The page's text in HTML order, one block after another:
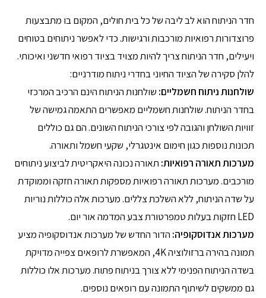
חדר הניתוח הוא לב ליבה של כל בית חולים, המקום בו מתבצעות
פרוצדורות רפואיות מורכבות ורגישות. כדי לאפשר ניתוחים בטוחים
ויעילים, חדר הניתוח צריך להיות מצויד בציוד רפואי חדשני ואיכותי.
להלן סקירה של הציוד החיוני בחדרי ניתוח מודרניים:
שולחנות ניתוח חשמליים: שולחנות הניתוח הינם הרכיב המרכזי
בחדר הניתוח. שולחנות חשמליים מאפשרים התאמה גמישה של
זוויות השולחן והגובה לפי צורכי הניתוח השונים. הם גם כוללים
תכונות נוספות כגון חימום אינטגרלי, שקעי חשמל ותאורה.
מערכות תאורה רפואיות: תאורה נכונה היאקריטית לביצוע ניתוחים
מורכבים. מערכות תאורה רפואיות מספקות תאורה חזקה וממוקדת
על שדה הניתוח, ללא השלכת צללים. מערכות אלה כוללות נוריות
LED חזקות בעלות טמפרטורת צבע המדמה אור יום.
מערכות אנדוסקופיה: הדור החדש של מערכות אנדוסקופיה מציע
תמונה בהירה ברזולוציה 4K, המאפשרת לרופאים צפייה מדויקת
בשדה הניתוח הפנימי ללא צורך בניתוח פתוח. מערכות אלו כוללות
גם ממשקים לשיתוף התמונה עם רופאים נוספים.